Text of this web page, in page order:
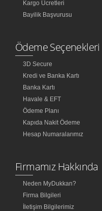
Kargo Ücretleri
Bayilik Başvurusu
Ödeme Seçenekleri
3D Secure
Kredi ve Banka Kartı
Banka Kartı
Havale & EFT
Ödeme Planı
Kapıda Nakit Ödeme
Hesap Numaralarımız
Firmamız Hakkında
Neden MyDukkan?
Firma Bilgileri
İletişim Bilgilerimiz